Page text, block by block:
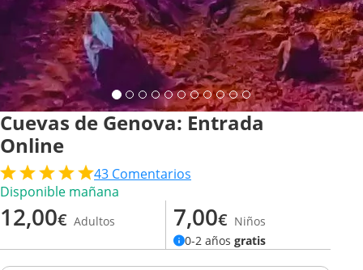
Cuevas de Genova: Entrada
Online
43 Comentarios
Disponible mañana
12,00€ Adultos 7,00€ Niños
0-2 años gratis